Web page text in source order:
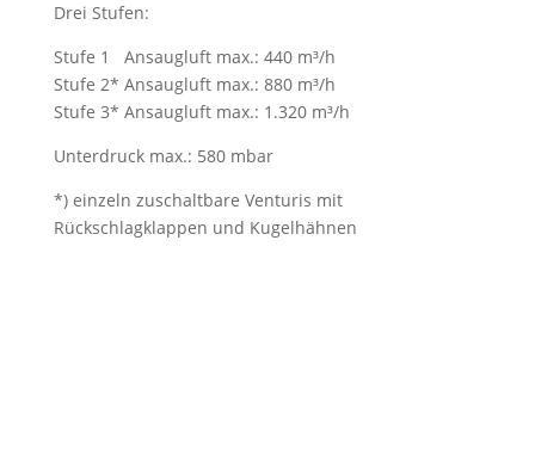
Drei Stufen:
Stufe 1
Ansaugluft max.: 440 m³/h
Stufe 2* Ansaugluft max.: 880 m³/h
Stufe 3* Ansaugluft max.: 1.320 m³/h
Unterdruck max.: 580 mbar
*) einzeln zuschaltbare Venturis mit
Rückschlagklappen und Kugelhähnen